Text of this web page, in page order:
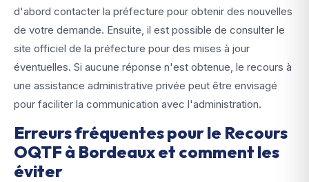
d'abord contacter la préfecture pour obtenir des nouvelles
de votre demande. Ensuite, il est possible de consulter le
site officiel de la préfecture pour des mises à jour
éventuelles. Si aucune réponse n'est obtenue, le recours à
une assistance administrative privée peut être envisagé
pour faciliter la communication avec l'administration.
Erreurs fréquentes pour le Recours
OQTF à Bordeaux et comment les
éviter